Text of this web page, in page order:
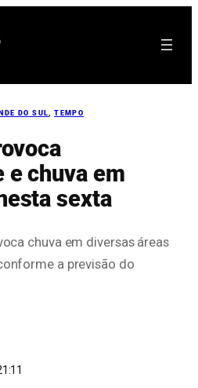
DO SUL, TEMPO
e chuva em
sexta
chuva em diversas áreas
a previsão do